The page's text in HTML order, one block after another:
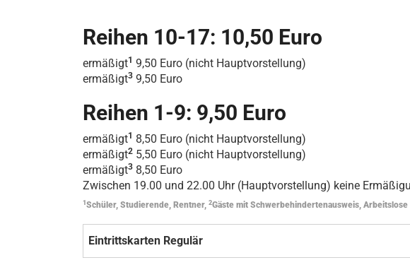
Reihen 10-17: 10,50 Euro
ermäßigt1 9,50 Euro (nicht Hauptvorstellung)
ermäßigt3 9,50 Euro
Reihen 1-9: 9,50 Euro
ermäßigt1 8,50 Euro (nicht Hauptvorstellung)
ermäßigt2 5,50 Euro (nicht Hauptvorstellung)
ermäßigt3 8,50 Euro
Zwischen 19.00 und 22.00 Uhr (Hauptvorstellung) keine
1 Schüler, Studierende, Rentner, 2Gäste mit Schwerbehindertenausweis,
Eintrittskarten Regulär